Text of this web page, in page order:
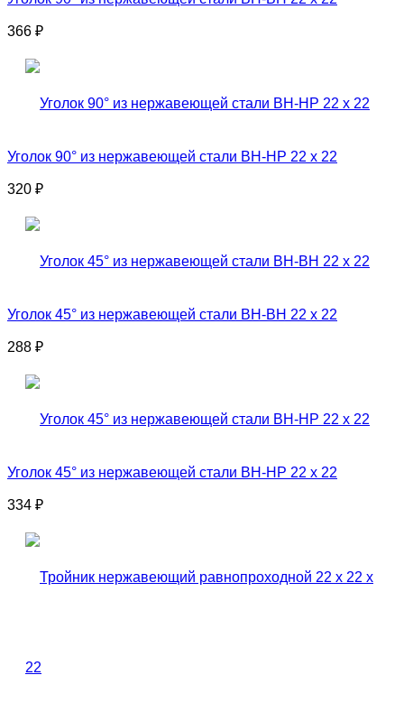
366 ₽
Уголок 90° из нержавеющей стали ВН-НР 22 x 22
320 ₽
Уголок 45° из нержавеющей стали ВН-ВН 22 x 22
288 ₽
Уголок 45° из нержавеющей стали ВН-НР 22 x 22
334 ₽